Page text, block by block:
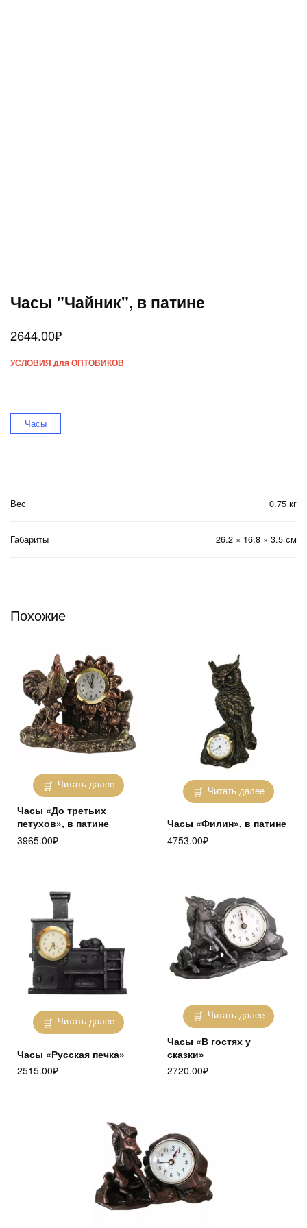
Часы "Чайник", в патине
2644.00₽
УСЛОВИЯ для ОПТОВИКОВ
Часы
Вес 0.75 кг
Габариты 26.2 × 16.8 × 3.5 см
Похожие
Читать далее
Часы «До третьих
петухов», в патине
3965.00₽
Читать далее
Часы «Филин», в патине
4753.00₽
Читать далее
Часы «Русская печка»
2515.00₽
Читать далее
Часы «В гостях у
сказки»
2720.00₽